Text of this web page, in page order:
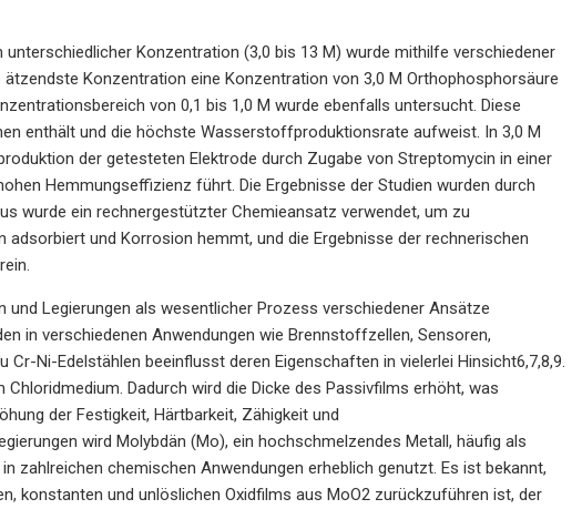
Konzentration (3,0 bis 13 M) wurde mithilfe verschiedener
Konzentration eine Konzentration von 3,0 M Orthophosphorsäure
von 0,1 bis 1,0 M wurde ebenfalls untersucht. Diese
enthält und die höchste Wasserstoffproduktionsrate aufweist. In 3,0 M
der getesteten Elektrode durch Zugabe von Streptomycin in einer
Hemmungseffizienz führt. Die Ergebnisse der Studien wurden durch
wurde ein rechnergestützter Chemieansatz verwendet, um zu
und Korrosion hemmt, und die Ergebnisse der rechnerischen
Legierungen als wesentlicher Prozess verschiedener Ansätze
in verschiedenen Anwendungen wie Brennstoffzellen, Sensoren,
Ni-Edelstählen beeinflusst deren Eigenschaften in vielerlei Hinsicht6,7,8,9.
Dadurch wird die Dicke des Passivfilms erhöht, was
der Festigkeit, Härtbarkeit, Zähigkeit und
wird Molybdän (Mo), ein hochschmelzendes Metall, häufig als
zahlreichen chemischen Anwendungen erheblich genutzt. Es ist bekannt,
konstanten und unlöslichen Oxidfilms aus MoO2 zurückzuführen ist, der